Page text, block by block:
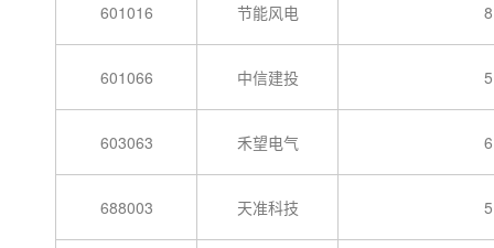
601016 节能风电 8
601066 中信建投 5
603063 禾望电气 6
688003 天准科技 5